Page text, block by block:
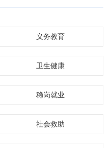
义务教育
卫生健康
稳岗就业
社会救助